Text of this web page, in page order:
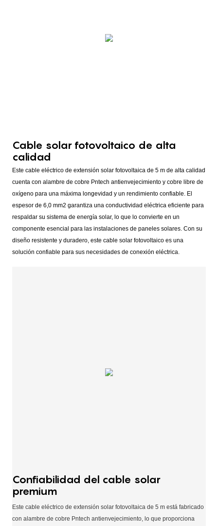
Cable solar fotovoltaico de alta
calidad
Este cable eléctrico de extensión solar fotovoltaica de 5 m de alta calidad
cuenta con alambre de cobre Pntech antienvejecimiento y cobre libre de
oxígeno para una máxima longevidad y un rendimiento confiable. El
espesor de 6,0 mm2 garantiza una conductividad eléctrica eficiente para
respaldar su sistema de energía solar, lo que lo convierte en un
componente esencial para las instalaciones de paneles solares. Con su
diseño resistente y duradero, este cable solar fotovoltaico es una
solución confiable para sus necesidades de conexión eléctrica.
Confiabilidad del cable solar
premium
Este cable eléctrico de extensión solar fotovoltaica de 5 m está fabricado
con alambre de cobre Pntech antienvejecimiento, lo que proporciona